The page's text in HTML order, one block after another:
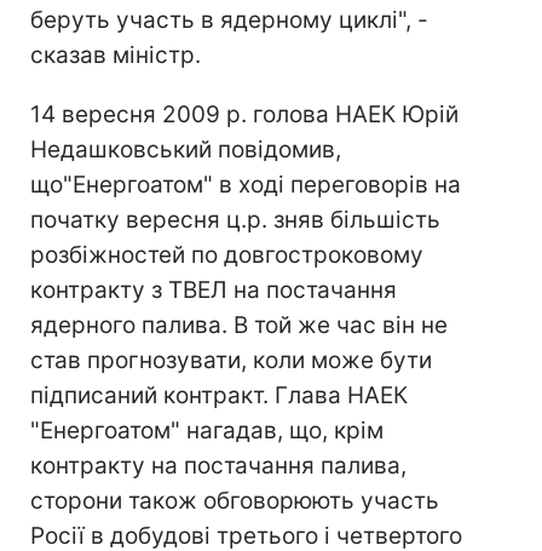
беруть участь в ядерному циклі", -
сказав міністр.
14 вересня 2009 р. голова НАЕК Юрій
Недашковський повідомив,
що"Енергоатом" в ході переговорів на
початку вересня ц.р. зняв більшість
розбіжностей по довгостроковому
контракту з ТВЕЛ на постачання
ядерного палива. В той же час він не
став прогнозувати, коли може бути
підписаний контракт. Глава НАЕК
"Енергоатом" нагадав, що, крім
контракту на постачання палива,
сторони також обговорюють участь
Росії в добудові третього і четвертого